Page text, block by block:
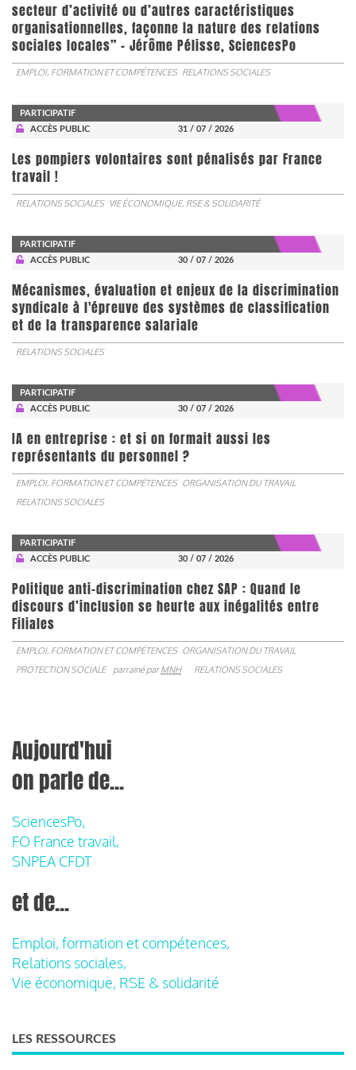
secteur d’activité ou d’autres caractéristiques
organisationnelles, façonne la nature des relations
sociales locales” - Jérôme Pélisse, SciencesPo
EMPLOI, FORMATION ET COMPÉTENCES RELATIONS SOCIALES
PARTICIPATIF
ACCÈS PUBLIC
31 / 07 / 2026
Les pompiers volontaires sont pénalisés par France
travail !
RELATIONS SOCIALES VIE ÉCONOMIQUE, RSE & SOLIDARITÉ
PARTICIPATIF
ACCÈS PUBLIC
30 / 07 / 2026
Mécanismes, évaluation et enjeux de la discrimination
syndicale à l'épreuve des systèmes de classification
et de la transparence salariale
RELATIONS SOCIALES
PARTICIPATIF
ACCÈS PUBLIC
30 / 07 / 2026
IA en entreprise : et si on formait aussi les
représentants du personnel ?
EMPLOI, FORMATION ET COMPÉTENCES ORGANISATION DU TRAVAIL
RELATIONS SOCIALES
PARTICIPATIF
ACCÈS PUBLIC
30 / 07 / 2026
Politique anti-discrimination chez SAP : Quand le
discours d’inclusion se heurte aux inégalités entre
Filiales
EMPLOI, FORMATION ET COMPÉTENCES ORGANISATION DU TRAVAIL
PROTECTION SOCIALE
parrainé parMNH RELATIONS SOCIALES
Aujourd'hui
on parle de...
SciencesPo,
FO France travail,
SNPEA CFDT
et de...
Emploi, formation et compétences,
Relations sociales,
Vie économique, RSE & solidarité
LES RESSOURCES